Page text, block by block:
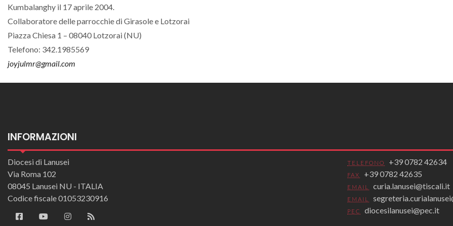
Kumbalanghy il 17 aprile 2004.
Collaboratore delle parrocchie di Girasole e Lotzorai
Piazza Chiesa 1 – 08040 Lotzorai (NU)
Telefono: 342.1985569
joyjulmr@gmail.com
INFORMAZIONI
Diocesi di Lanusei
Via Roma 102
08045 Lanusei NU - ITALIA
Codice fiscale 01053230916
TELEFONO +39 0782 42634
FAX +39 0782 42635
EMAIL curia.lanusei@tiscali.it
EMAIL
PEC diocesilanusei@pec.it